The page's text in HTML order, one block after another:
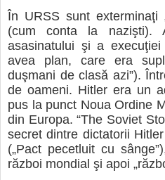
În URSS sunt exterminaţi
(cum conta la nazişti).
asasinatului şi a
avea plan, care era
duşmani de clasă azi”).
de oameni. Hitler era un
pus la punct Noua Ordine
din Europa. “The Soviet
secret dintre dictatorii
(„Pact pecetluit cu
război mondial şi apoi